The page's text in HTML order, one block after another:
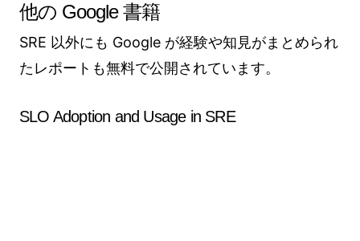
他の Google 書籍
SRE 以外にも Google が経験や知見がまとめられ
たレポートも無料で公開されています。
SLO Adoption and Usage in SRE